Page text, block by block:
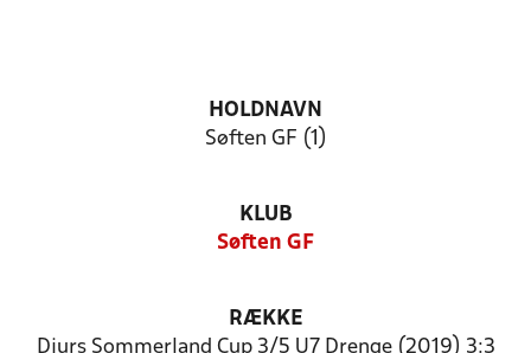
HOLDNAVN
Søften GF (1)
KLUB
Søften GF
RÆKKE
Djurs Sommerland Cup 3/5 U7 Drenge (2019) 3:3